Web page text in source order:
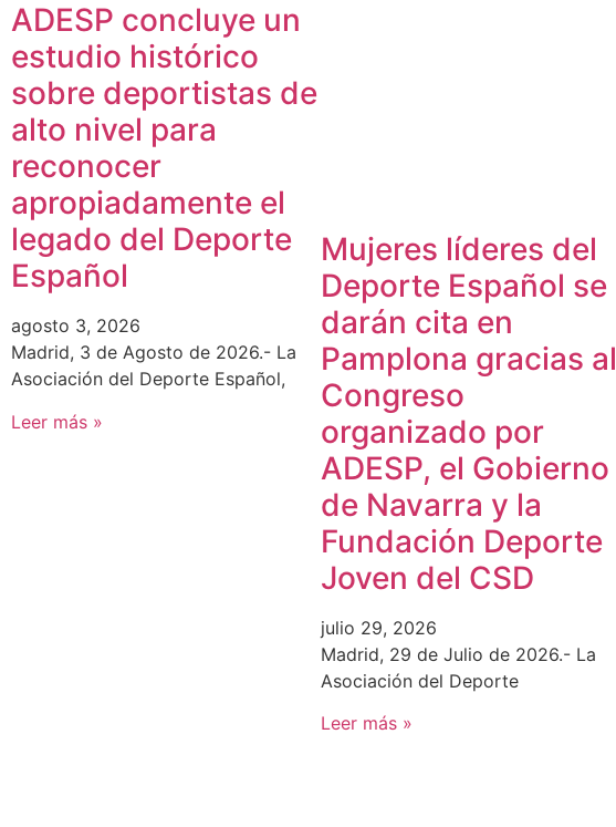
ADESP concluye un
estudio histórico
sobre deportistas de
alto nivel para
reconocer
apropiadamente el
legado del Deporte
Español
agosto 3, 2026
Madrid, 3 de Agosto de 2026.- La
Asociación del Deporte Español,
Leer más »
Mujeres líderes del
Deporte Español se
darán cita en
Pamplona gracias al
Congreso
organizado por
ADESP, el Gobierno
de Navarra y la
Fundación Deporte
Joven del CSD
julio 29, 2026
Madrid, 29 de Julio de 2026.- La
Asociación del Deporte
Leer más »